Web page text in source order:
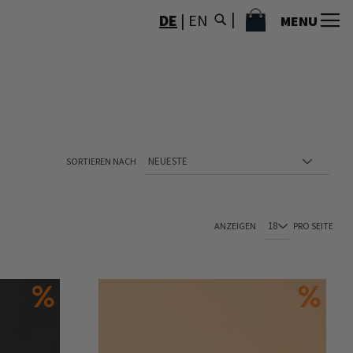
DE | EN MENU
MEIN WARENKORB
SORTIEREN NACH
ANZEIGEN PRO SEITE